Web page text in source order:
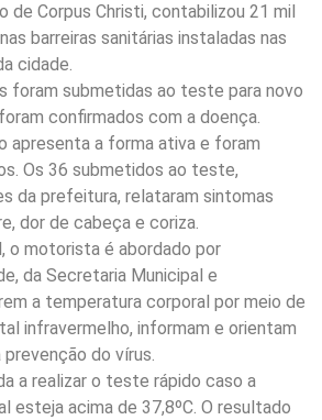
de Corpus Christi, contabilizou 21 mil
barreiras sanitárias instaladas nas
cidade.
foram submetidas ao teste para novo
confirmados com a doença.
apresenta a forma ativa e foram
Os 36 submetidos ao teste,
da prefeitura, relataram sintomas
dor de cabeça e coriza.
o motorista é abordado por
da Secretaria Municipal e
a temperatura corporal por meio de
infravermelho, informam e orientam
do vírus.
a realizar o teste rápido caso a
esteja acima de 37,8ºC. O resultado